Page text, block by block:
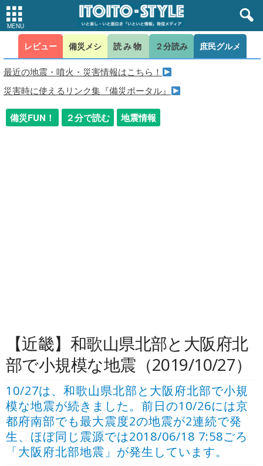
レビュー 備災メシ 読み物 ２分読み 庶民グルメ
最近の地震・噴火・災害情報はこちら！
災害時に使えるリンク集『備災ポータル』
備災FUN！ ２分で読む 地震情報
【近畿】和歌山県北部と大阪府北
部で小規模な地震（2019/10/27）
10/27は、和歌山県北部と大阪府北部で小規
模な地震が続きました。前日の10/26には京
都府南部でも最大震度2の地震が2連続で発
生、ほぼ同じ震源では2018/06/18 7:58ごろ
「大阪府北部地震」が発生しています。